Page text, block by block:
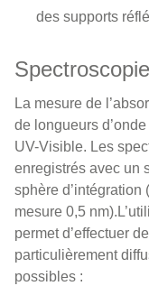
des supports
La mesure de
de longueurs
UV-Visible. Les
enregistrés avec un
sphère d’intégration
mesure 0,5
permet d’effectuer
particulièrement
possibles :